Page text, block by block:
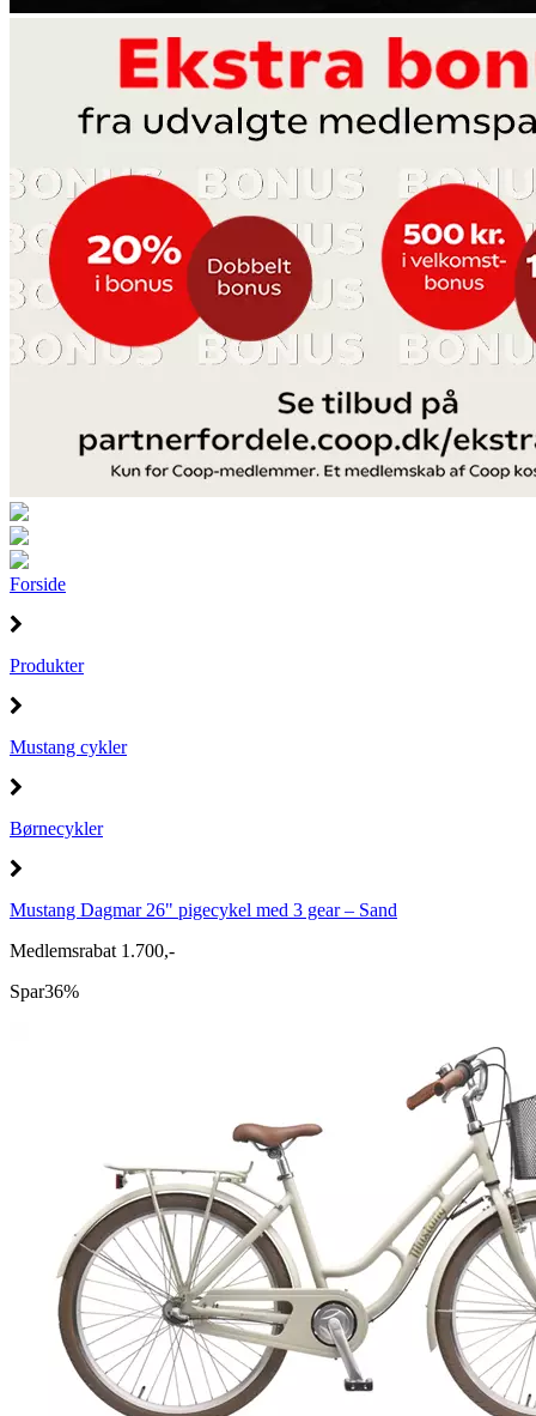
Forside
Produkter
Mustang cykler
Børnecykler
Mustang Dagmar 26" pigecykel med 3 gear – Sand
Medlemsrabat 1.700,-
Spar36%